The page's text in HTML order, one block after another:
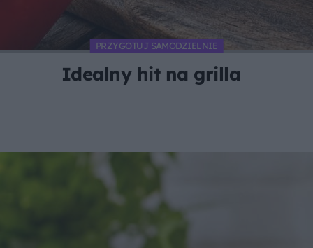
PRZYGOTUJ SAMODZIELNIE
Idealny hit na grilla